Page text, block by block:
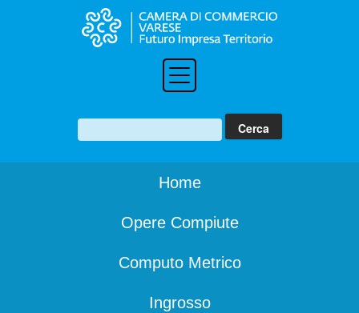
Home
Opere Compiute
Computo Metrico
Ingrosso